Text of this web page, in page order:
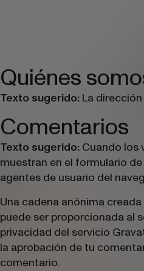
Quiénes
Texto sugerido: La
Comentarios
Texto sugerido: Cuando los
muestran en el formulario
agentes de usuario del
Una cadena anónima
puede ser proporcionada al
privacidad del servicio
la aprobación de tu
comentario.